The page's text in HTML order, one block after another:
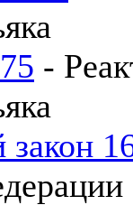
-
закон